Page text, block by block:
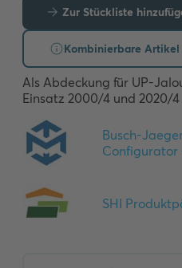
Zur Stückliste
Kombinierbare Artikel
Als Abdeckung für UP-
Einsatz 2000/4 und 2020/4